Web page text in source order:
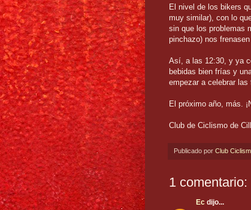
El nivel de los bikers
muy similar), con lo
sin que los problemas
pinchazo) nos frenasen
Así, a las 12:30, y ya
bebidas bien frías y
empezar a celebrar las
El próximo año, más.
Club de Ciclismo de
Publicado por Club
1 comentario:
Ec dijo...